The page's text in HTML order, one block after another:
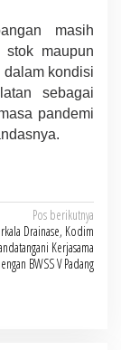
masih
maupun
dalam kondisi
sebagai
pandemi
Pos berikutnya
Drainase, Kodim
Kerjasama
BWSS V Padang